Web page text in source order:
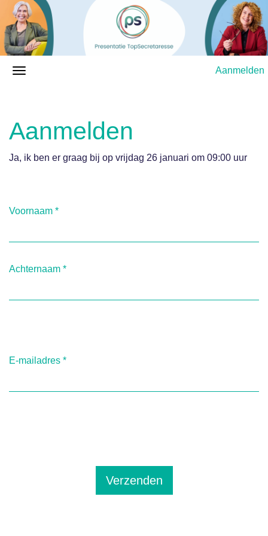
Aanmelden
Aanmelden
Ja, ik ben er graag bij op vrijdag 26 januari om 09:00 uur
Voornaam *
Achternaam *
E-mailadres *
Verzenden